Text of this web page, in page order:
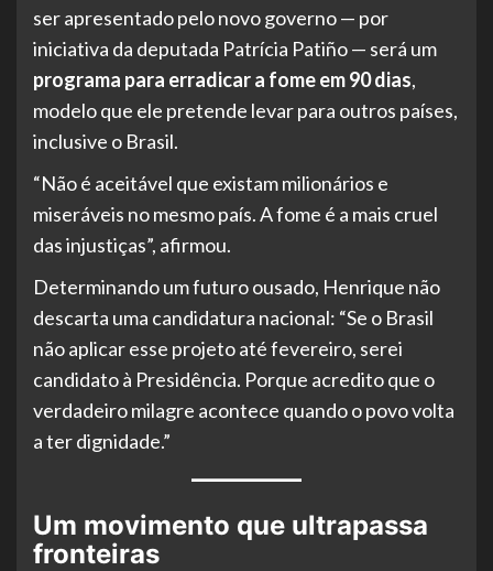
ser apresentado pelo novo governo — por
iniciativa da deputada Patrícia Patiño — será um
programa para erradicar a fome em 90 dias,
modelo que ele pretende levar para outros países,
inclusive o Brasil.
“Não é aceitável que existam milionários e
miseráveis no mesmo país. A fome é a mais cruel
das injustiças”, afirmou.
Determinando um futuro ousado, Henrique não
descarta uma candidatura nacional: “Se o Brasil
não aplicar esse projeto até fevereiro, serei
candidato à Presidência. Porque acredito que o
verdadeiro milagre acontece quando o povo volta
a ter dignidade.”
Um movimento que ultrapassa
fronteiras